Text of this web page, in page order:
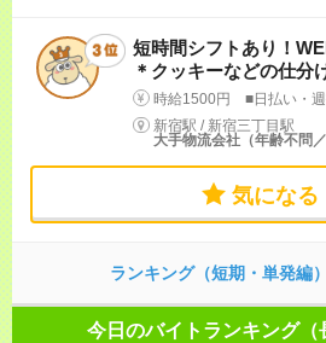
短時間シフトあり！
＊クッキーなどの仕分
時給1500円 ■日払い・週払いOK！(規
新宿駅 / 新宿三丁目駅
大手物流会社（年齢不問／「無理なく
気になる
ランキング（短期・単発編
今日のバイトランキング（